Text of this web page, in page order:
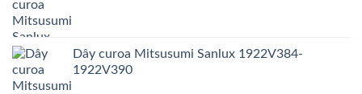
Dây curoa Mitsusumi Sanlux 1922V384-
1922V390